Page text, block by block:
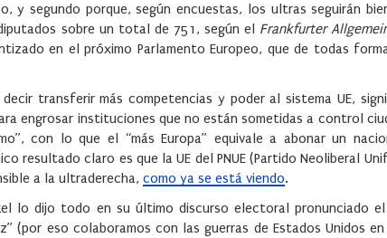
y segundo porque, según encuestas, los ultras seguirán
sobre un total de 751, según el Frankfurter
en el próximo Parlamento Europeo, que de todas
decir transferir más competencias y poder al sistema UE,
engrosar instituciones que no están sometidas a control
con lo que el “más Europa” equivale a abonar un
resultado claro es que la UE del PNUE (Partido Neoliberal
a la ultraderecha, como ya se está viendo.
lo dijo todo en su último discurso electoral pronunciado
(por eso colaboramos con las guerras de Estados Unidos